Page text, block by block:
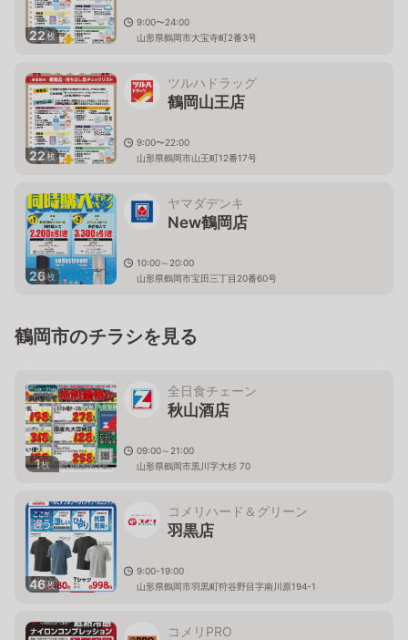
22枚
9:00〜24:00
山形県鶴岡市大宝寺町2番3号
22枚
ツルハドラッグ
鶴岡山王店
9:00〜22:00
山形県鶴岡市山王町12番17号
26枚
ヤマダデンキ
New鶴岡店
10:00～20:00
山形県鶴岡市宝田三丁目20番60号
鶴岡市のチラシを見る
1枚
全日食チェーン
秋山酒店
09:00～21:00
山形県鶴岡市黒川字大杉 70
46枚
コメリハード＆グリーン
羽黒店
9:00-19:00
山形県鶴岡市羽黒町狩谷野目字南川原194-1
コメリPRO